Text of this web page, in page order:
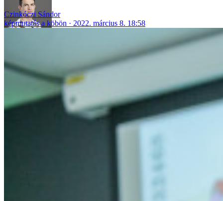
Czinkóczi Sándor
képmutatás a köbön
2022. március 8. 18:58